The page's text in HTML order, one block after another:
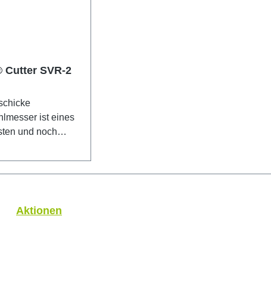
Cutter SVR-2
ist eines
und noch
OLFA®. Das
2 9mm ist
geeignet.
Aktionen